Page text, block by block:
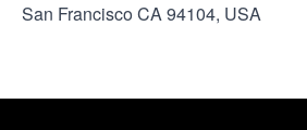
San Francisco CA 94104, USA